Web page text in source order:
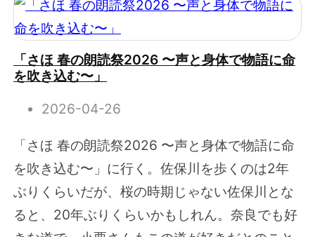
「さほ 春の朗読祭2026 〜声と身体で物語に命
を吹き込む〜」
2026-04-26
「さほ 春の朗読祭2026 〜声と身体で物語に命
を吹き込む〜」に行く。佐保川を歩くのは2年
ぶりくらいだが、桜の時期じゃない佐保川とな
ると、20年ぶりくらいかもしれん。奈良でも好